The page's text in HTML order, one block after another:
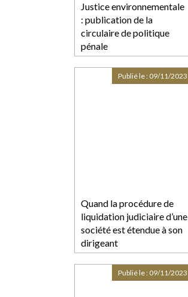
Justice environnementale
: publication de la
circulaire de politique
pénale
Quand la procédure de
liquidation judiciaire d’une
société est étendue à son
dirigeant
Publié le : 09/11/2023
Publié le : 09/11/2023